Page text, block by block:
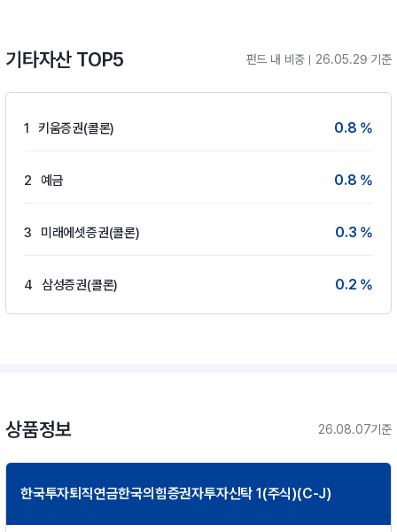
기타자산 TOP5 펀드 내 비중 26.05.29 기준
1 키움증권(콜론) 0.8 %
2 예금 0.8 %
3 미래에셋증권(콜론) 0.3 %
4 삼성증권(콜론) 0.2 %
상품정보 26.08.07기준
한국투자퇴직연금한국의힘증권자투자신탁 1(주식)(C-J)